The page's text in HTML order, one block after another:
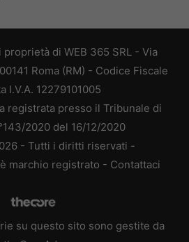
di WEB 365 SRL - Via
Roma (RM) - Codice Fiscale
I.V.A. 12279101005
registrata presso il Tribunale di
2020 del 16/12/2020
- Tutti i diritti riservati -
è marchio registrato - Contattaci
su questo sito sono gestite da